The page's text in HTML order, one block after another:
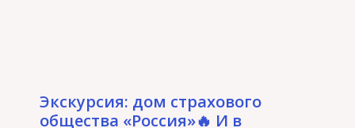
Экскурсия: дом страхового
общества «Россия»🔥 И в